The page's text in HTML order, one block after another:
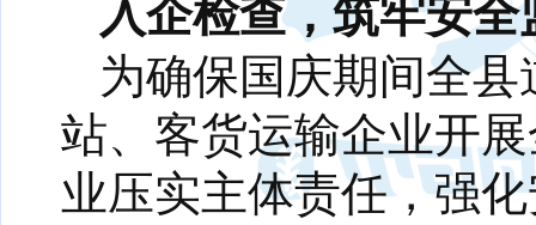
入企检查，筑牢安全
为确保国庆期间全
站、客货运输企业开
业压实主体责任，强